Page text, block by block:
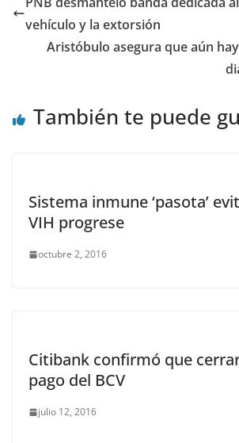
vehículo y la extorsión
Aristóbulo asegura que aún
También te puede
Sistema inmune ‘pasota’
VIH progrese
octubre 2, 2016
Citibank confirmó que
pago del BCV
julio 12, 2016